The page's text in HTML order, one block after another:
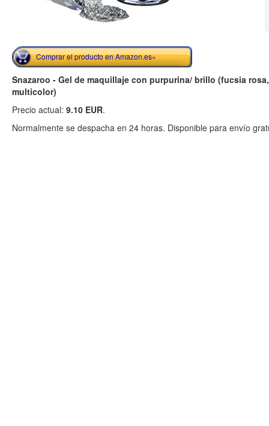
Comprar el producto en Amazon.es»
Snazaroo - Gel de maquillaje con purpurina/ brillo (fucsia
multicolor)
Precio actual: 9.10 EUR.
Normalmente se despacha en 24 horas. Disponible para envío